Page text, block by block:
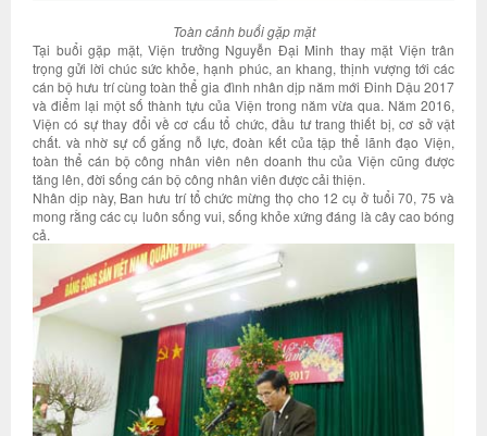
Toàn cảnh buổi gặp mặt
Tại buổi gặp mặt, Viện trưởng Nguyễn Đại Minh thay mặt Viện trân
trọng gửi lời chúc sức khỏe, hạnh phúc, an khang, thịnh vượng tới các
cán bộ hưu trí cùng toàn thể gia đình nhân dịp năm mới Đinh Dậu 2017
và điểm lại một số thành tựu của Viện trong năm vừa qua. Năm 2016,
Viện có sự thay đổi về cơ cấu tổ chức, đầu tư trang thiết bị, cơ sở vật
chất. và nhờ sự cố gắng nỗ lực, đoàn kết của tập thể lãnh đạo Viện,
toàn thể cán bộ công nhân viên nên doanh thu của Viện cũng được
tăng lên, đời sống cán bộ công nhân viên được cải thiện.
Nhân dịp này, Ban hưu trí tổ chức mừng thọ cho 12 cụ ở tuổi 70, 75 và
mong rằng các cụ luôn sống vui, sống khỏe xứng đáng là cây cao bóng
cả.